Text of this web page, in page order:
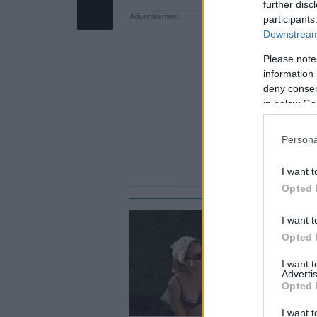
further
Please
information
deny
in below
I want
Opted
I want
Opted
I want
Opted
I want